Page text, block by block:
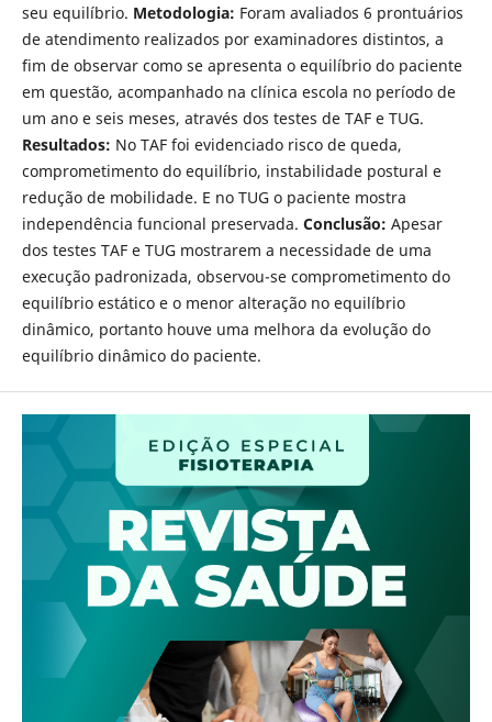
seu equilíbrio. Metodologia: Foram avaliados 6 prontuários
de atendimento realizados por examinadores distintos, a
fim de observar como se apresenta o equilíbrio do paciente
em questão, acompanhado na clínica escola no período de
um ano e seis meses, através dos testes de TAF e TUG.
Resultados: No TAF foi evidenciado risco de queda,
comprometimento do equilíbrio, instabilidade postural e
redução de mobilidade. E no TUG o paciente mostra
independência funcional preservada. Conclusão: Apesar
dos testes TAF e TUG mostrarem a necessidade de uma
execução padronizada, observou-se comprometimento do
equilíbrio estático e o menor alteração no equilíbrio
dinâmico, portanto houve uma melhora da evolução do
equilíbrio dinâmico do paciente.